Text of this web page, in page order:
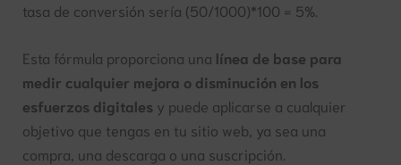
tasa de conversión sería (50/1000)*100 = 5%.
Esta fórmula proporciona una línea de base para
medir cualquier mejora o disminución en los
esfuerzos digitales y puede aplicarse a cualquier
objetivo que tengas en tu sitio web, ya sea una
compra, una descarga o una suscripción.